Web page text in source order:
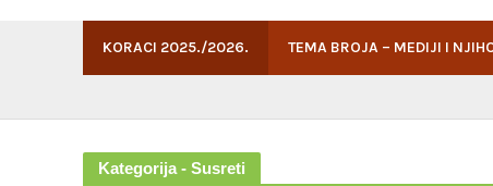
KORACI 2025./2026. TEMA BROJA – MEDIJI I
Kategorija - Susreti